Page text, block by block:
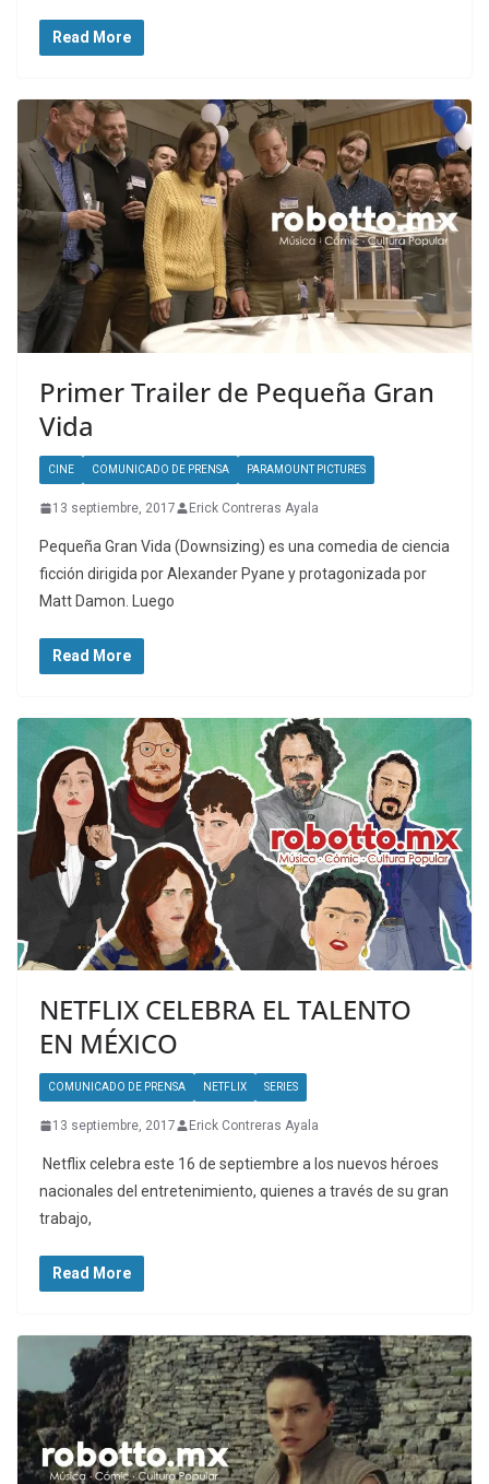
Read More
Primer Trailer de Pequeña Gran
Vida
CINE COMUNICADO DE PRENSA PARAMOUNT PICTURES
13 septiembre, 2017 Erick Contreras Ayala
Pequeña Gran Vida (Downsizing) es una comedia de ciencia
ficción dirigida por Alexander Pyane y protagonizada por
Matt Damon. Luego
Read More
NETFLIX CELEBRA EL TALENTO
EN MÉXICO
COMUNICADO DE PRENSA NETFLIX SERIES
13 septiembre, 2017 Erick Contreras Ayala
Netflix celebra este 16 de septiembre a los nuevos héroes
nacionales del entretenimiento, quienes a través de su gran
trabajo,
Read More